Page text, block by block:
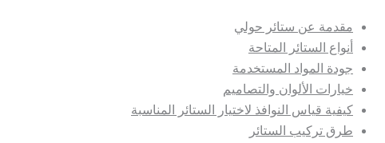
مقدمة عن ستائر حولي
أنواع الستائر المتاحة
جودة المواد المستخدمة
خيارات الألوان والتصاميم
كيفية قياس النوافذ لاختيار الستائر المناسبة
طرق تركيب الستائر